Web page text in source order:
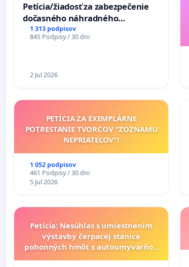
Petícia/žiadosť za zabezpečenie
dočasného náhradného
premostenia Váhu počas úplnej
uzávery Vážskeho mosta v
1 313 podpisov
845 Podpisy / 30 dni
2 Jul 2026
PETÍCIA ZA EXEMPLÁRNE
POTRESTANIE TVORCOV "ZOZNAMU
NEPRIATEĽOV"!
1 052 podpisov
461 Podpisy / 30 dni
5 Jul 2026
Petícia: Nesúhlas s umiestnením
výstavby čerpacej stanice
pohonných hmôt s autoumyvárňou